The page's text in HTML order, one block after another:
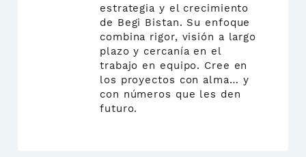
estrategia y el crecimiento
de Begi Bistan. Su enfoque
combina rigor, visión a largo
plazo y cercanía en el
trabajo en equipo. Cree en
los proyectos con alma… y
con números que les den
futuro.